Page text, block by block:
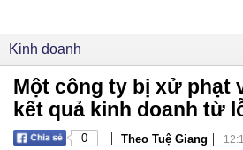
Kinh doanh
Một công ty bị xử phạt
kết quả kinh doanh từ
0 | Theo Tuệ Giang |